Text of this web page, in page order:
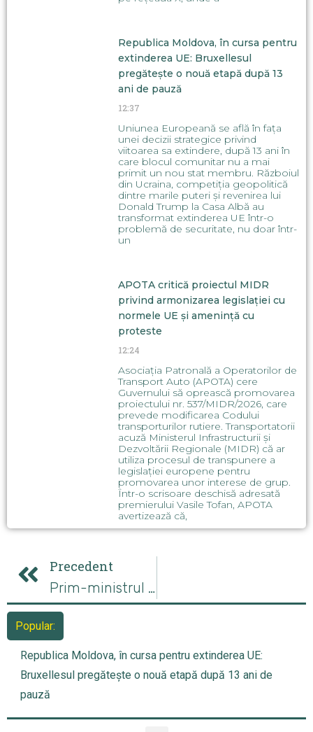
Republica Moldova, în cursa pentru
extinderea UE: Bruxellesul
pregătește o nouă etapă după 13
ani de pauză
12:37
Uniunea Europeană se află în fața
unei decizii strategice privind
viitoarea sa extindere, după 13 ani în
care blocul comunitar nu a mai
primit un nou stat membru. Războiul
din Ucraina, competiția geopolitică
dintre marile puteri și revenirea lui
Donald Trump la Casa Albă au
transformat extinderea UE într-o
problemă de securitate, nu doar într-
un
APOTA critică proiectul MIDR
privind armonizarea legislației cu
normele UE și amenință cu
proteste
12:24
Asociația Patronală a Operatorilor de
Transport Auto (APOTA) cere
Guvernului să oprească promovarea
proiectului nr. 537/MIDR/2026, care
prevede modificarea Codului
transporturilor rutiere. Transportatorii
acuză Ministerul Infrastructurii și
Dezvoltării Regionale (MIDR) că ar
utiliza procesul de transpunere a
legislației europene pentru
promovarea unor interese de grup.
Într-o scrisoare deschisă adresată
premierului Vasile Tofan, APOTA
avertizează că,
Precedent
Prim-ministrul Slovaciei, Robert Fico, va transmite mesajele lui Putin lui Zelenskyy
Popular:
Republica Moldova, în cursa pentru extinderea UE:
Bruxellesul pregătește o nouă etapă după 13 ani de
pauză